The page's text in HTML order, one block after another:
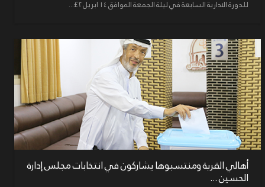
للدورة الادارية السابعة في ليلة الجمعة الموافق ١٤ ابريل ٢£...
أهالي القرية ومنتسبوها يشاركون في انتخابات مجلس إدارة
الحسين ...